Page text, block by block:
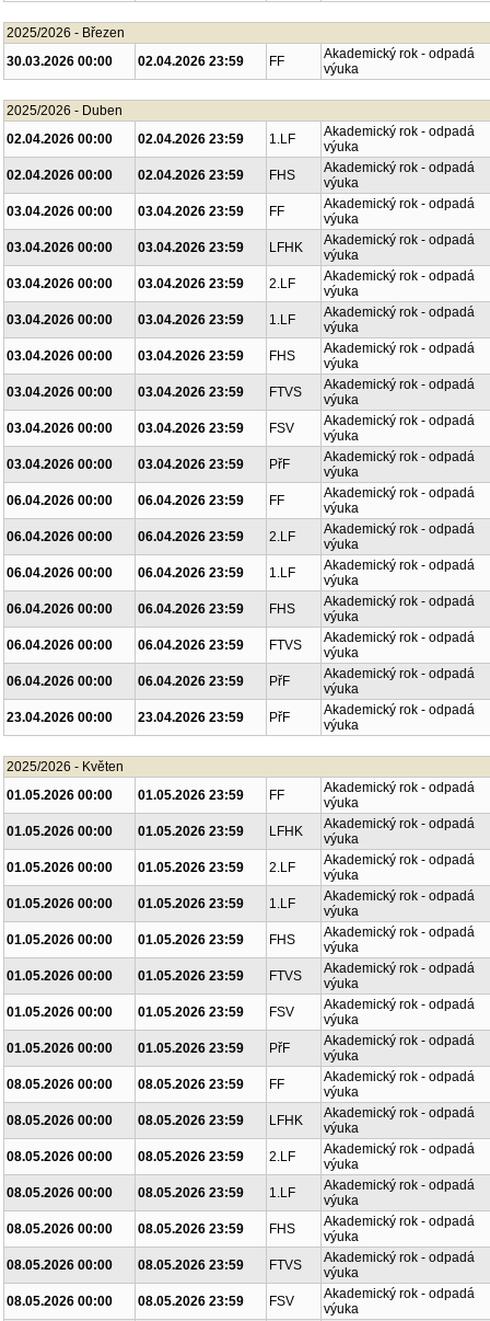
2025/2026 - Březen
30.03.2026 00:00
02.04.2026 23:59 FF
Akademický rok - odpadá
výuka
2025/2026 - Duben
02.04.2026 00:00
02.04.2026 23:59 1.LF
Akademický rok - odpadá
výuka
02.04.2026 00:00
02.04.2026 23:59 FHS
Akademický rok - odpadá
výuka
03.04.2026 00:00
03.04.2026 23:59 FF
Akademický rok - odpadá
výuka
03.04.2026 00:00
03.04.2026 23:59 LFHK
Akademický rok - odpadá
výuka
03.04.2026 00:00
03.04.2026 23:59 2.LF
Akademický rok - odpadá
výuka
03.04.2026 00:00
03.04.2026 23:59 1.LF
Akademický rok - odpadá
výuka
03.04.2026 00:00
03.04.2026 23:59 FHS
Akademický rok - odpadá
výuka
03.04.2026 00:00
03.04.2026 23:59 FTVS
Akademický rok - odpadá
výuka
03.04.2026 00:00
03.04.2026 23:59 FSV
Akademický rok - odpadá
výuka
03.04.2026 00:00
03.04.2026 23:59 PřF
Akademický rok - odpadá
výuka
06.04.2026 00:00
06.04.2026 23:59 FF
Akademický rok - odpadá
výuka
06.04.2026 00:00
06.04.2026 23:59 2.LF
Akademický rok - odpadá
výuka
06.04.2026 00:00
06.04.2026 23:59 1.LF
Akademický rok - odpadá
výuka
06.04.2026 00:00
06.04.2026 23:59 FHS
Akademický rok - odpadá
výuka
06.04.2026 00:00
06.04.2026 23:59 FTVS
Akademický rok - odpadá
výuka
06.04.2026 00:00
06.04.2026 23:59 PřF
Akademický rok - odpadá
výuka
23.04.2026 00:00
23.04.2026 23:59 PřF
Akademický rok - odpadá
výuka
2025/2026 - Květen
01.05.2026 00:00
01.05.2026 23:59 FF
Akademický rok - odpadá
výuka
01.05.2026 00:00
01.05.2026 23:59 LFHK
Akademický rok - odpadá
výuka
01.05.2026 00:00
01.05.2026 23:59 2.LF
Akademický rok - odpadá
výuka
01.05.2026 00:00
01.05.2026 23:59 1.LF
Akademický rok - odpadá
výuka
01.05.2026 00:00
01.05.2026 23:59 FHS
Akademický rok - odpadá
výuka
01.05.2026 00:00
01.05.2026 23:59 FTVS
Akademický rok - odpadá
výuka
01.05.2026 00:00
01.05.2026 23:59 FSV
Akademický rok - odpadá
výuka
01.05.2026 00:00
01.05.2026 23:59 PřF
Akademický rok - odpadá
výuka
08.05.2026 00:00
08.05.2026 23:59 FF
Akademický rok - odpadá
výuka
08.05.2026 00:00
08.05.2026 23:59 LFHK
Akademický rok - odpadá
výuka
08.05.2026 00:00
08.05.2026 23:59 2.LF
Akademický rok - odpadá
výuka
08.05.2026 00:00
08.05.2026 23:59 1.LF
Akademický rok - odpadá
výuka
08.05.2026 00:00
08.05.2026 23:59 FHS
Akademický rok - odpadá
výuka
08.05.2026 00:00
08.05.2026 23:59 FTVS
Akademický rok - odpadá
výuka
08.05.2026 00:00
08.05.2026 23:59 FSV
Akademický rok - odpadá
výuka